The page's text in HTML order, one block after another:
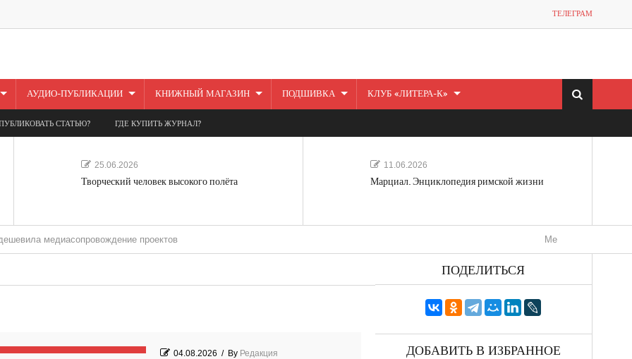
ТЕЛЕГРАМ
АУДИО-ПУБЛИКАЦИИ КНИЖНЫЙ МАГАЗИН ПОДШИВКА КЛУБ «ЛИТЕРА-К»
СТАТЬЮ? ГДЕ КУПИТЬ ЖУРНАЛ?
25.06.2026
Творческий человек высокого полёта
11.06.2026
Марциал. Энциклопедия римской жизни
проектов Мечта, не отдавайся!
04.08.2026 / By Редакция
ПОДЕЛИТЬСЯ
ДОБАВИТЬ В ИЗБРАННОЕ